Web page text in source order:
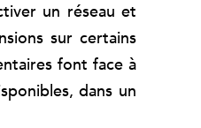
un réseau et
sur certains
font face à
dans un